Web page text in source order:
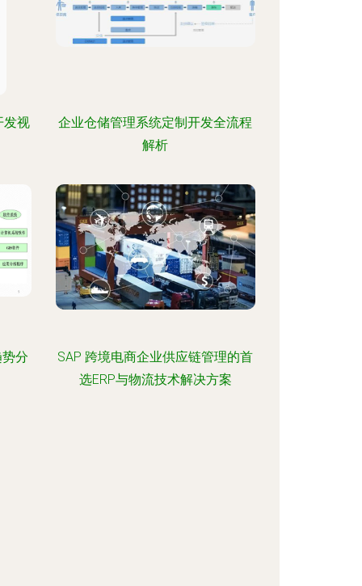
发视
企业仓储管理系统定制开发全流程
解析
分
SAP 跨境电商企业供应链管理的首
选ERP与物流技术解决方案